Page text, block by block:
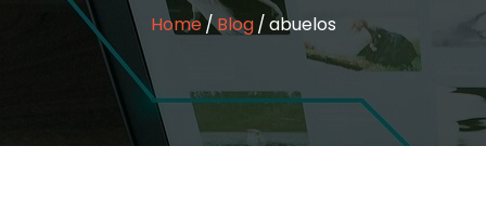
Home Blog abuelos